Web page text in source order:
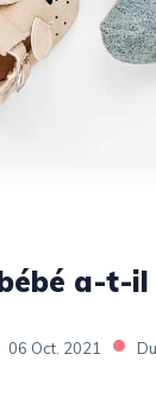
a-t-il
06 Oct. 2021